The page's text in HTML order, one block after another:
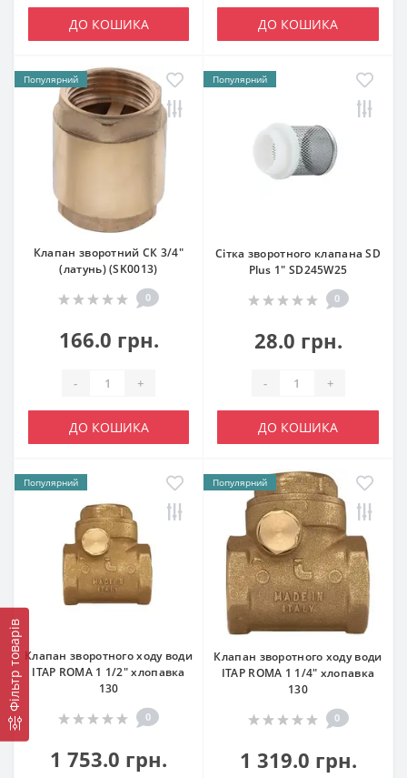
Фільтр товарів
ДО КОШИКА ДО КОШИКА
Популярний
Клапан зворотний СК 3/4"
(латунь) (SK0013)
0
166.0 грн.
- +
ДО КОШИКА
Популярний
Сітка зворотного клапана SD
Plus 1" SD245W25
0
28.0 грн.
- +
ДО КОШИКА
Популярний
Клапан зворотного ходу води
ITAP ROMA 1 1/2″ хлопавка
130
0
1 753.0 грн.
Популярний
Клапан зворотного ходу води
ITAP ROMA 1 1/4″ хлопавка
130
0
1 319.0 грн.